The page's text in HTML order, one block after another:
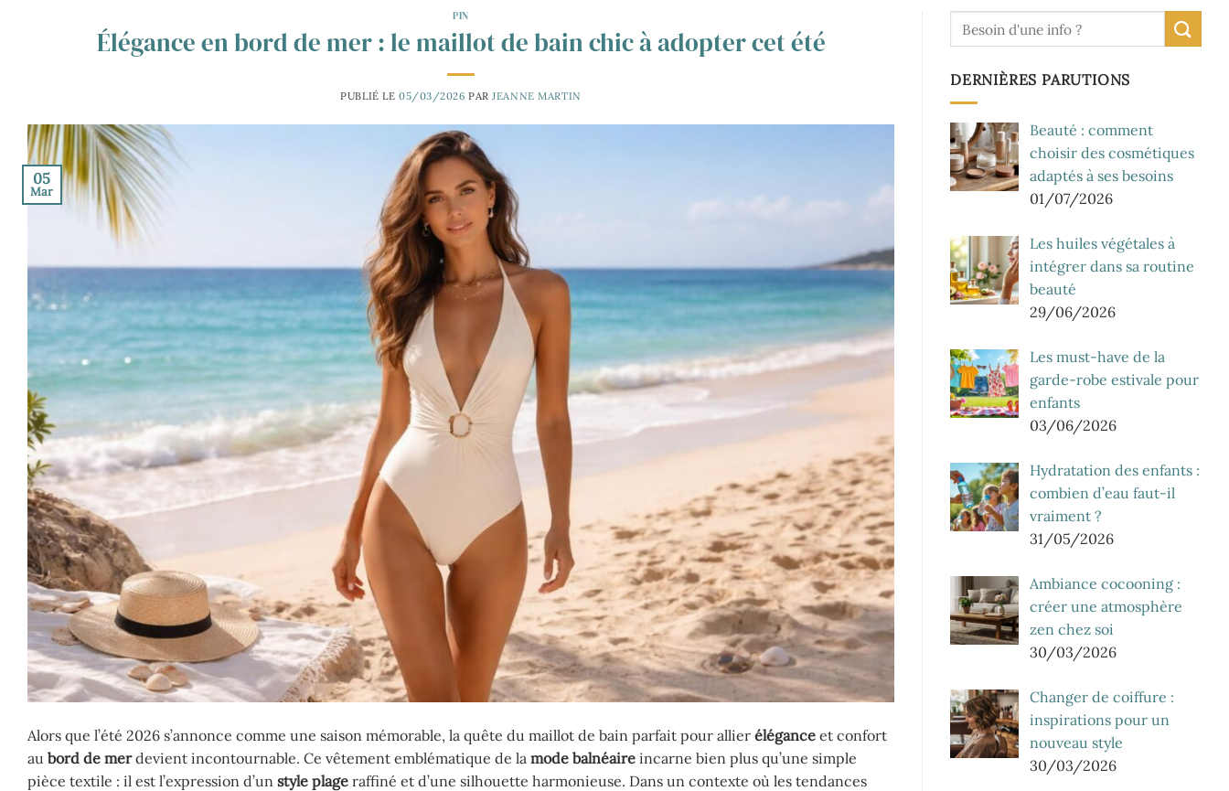
PIN
Élégance en bord de mer : le maillot de bain chic à adopter cet été
PUBLIÉ LE 05/03/2026 PAR JEANNE MARTIN
05
Mar
Alors que l’été 2026 s’annonce comme une saison mémorable, la quête du maillot de bain parfait pour allier élégance et confort
au bord de merdevient incontournable. Ce vêtement emblématique de la mode balnéaire incarne bien plus qu’une simple
pièce textile : il est l’expression d’un style plage raffiné et d’une silhouette harmonieuse. Dans un contexte où les tendances
DERNIÈRES PARUTIONS
Beauté : comment
choisir des cosmétiques
adaptés à ses besoins
01/07/2026
Les huiles végétales à
intégrer dans sa routine
beauté
29/06/2026
Les must-have de la
garde-robe estivale pour
enfants
03/06/2026
Hydratation des enfants :
combien d’eau faut-il
vraiment ?
31/05/2026
Ambiance cocooning :
créer une atmosphère
zen chez soi
30/03/2026
Changer de coiffure :
inspirations pour un
nouveau style
30/03/2026